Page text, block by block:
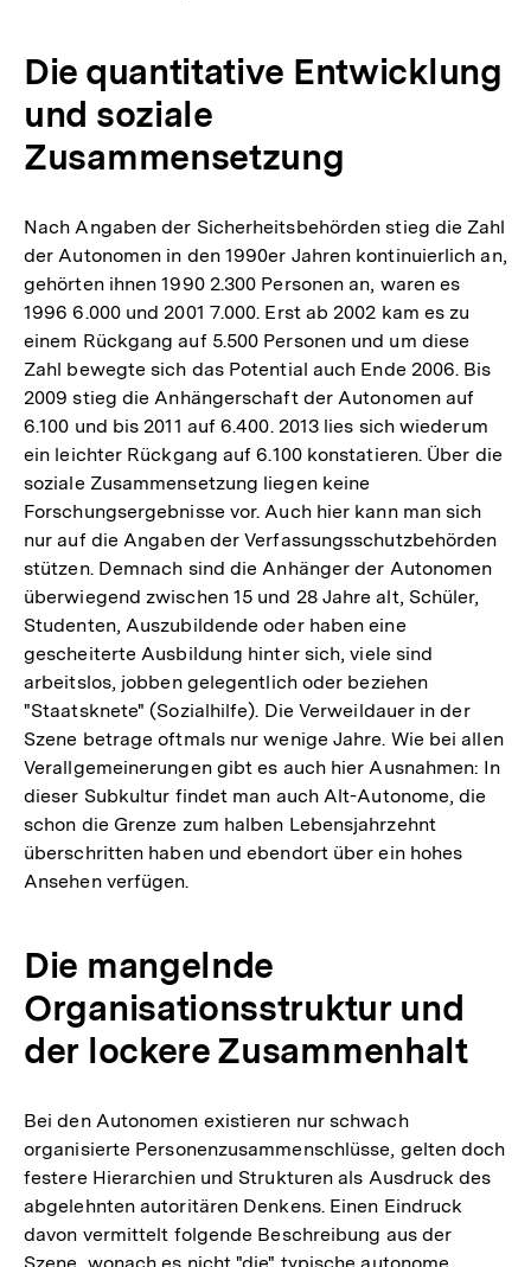
Die quantitative Entwicklung
und soziale
Zusammensetzung
Nach Angaben der Sicherheitsbehörden stieg die Zahl
der Autonomen in den 1990er Jahren kontinuierlich an,
gehörten ihnen 1990 2.300 Personen an, waren es
1996 6.000 und 2001 7.000. Erst ab 2002 kam es zu
einem Rückgang auf 5.500 Personen und um diese
Zahl bewegte sich das Potential auch Ende 2006. Bis
2009 stieg die Anhängerschaft der Autonomen auf
6.100 und bis 2011 auf 6.400. 2013 lies sich wiederum
ein leichter Rückgang auf 6.100 konstatieren. Über die
soziale Zusammensetzung liegen keine
Forschungsergebnisse vor. Auch hier kann man sich
nur auf die Angaben der Verfassungsschutzbehörden
stützen. Demnach sind die Anhänger der Autonomen
überwiegend zwischen 15 und 28 Jahre alt, Schüler,
Studenten, Auszubildende oder haben eine
gescheiterte Ausbildung hinter sich, viele sind
arbeitslos, jobben gelegentlich oder beziehen
"Staatsknete" (Sozialhilfe). Die Verweildauer in der
Szene betrage oftmals nur wenige Jahre. Wie bei allen
Verallgemeinerungen gibt es auch hier Ausnahmen: In
dieser Subkultur findet man auch Alt-Autonome, die
schon die Grenze zum halben Lebensjahrzehnt
überschritten haben und ebendort über ein hohes
Ansehen verfügen.
Die mangelnde
Organisationsstruktur und
der lockere Zusammenhalt
Bei den Autonomen existieren nur schwach
organisierte Personenzusammenschlüsse, gelten doch
festere Hierarchien und Strukturen als Ausdruck des
abgelehnten autoritären Denkens. Einen Eindruck
davon vermittelt folgende Beschreibung aus der